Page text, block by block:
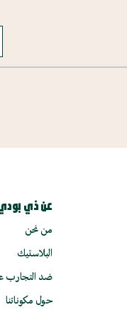
عن ذي
من نحن
البلاستيك
ضد التجارب
حول مكوناتنا